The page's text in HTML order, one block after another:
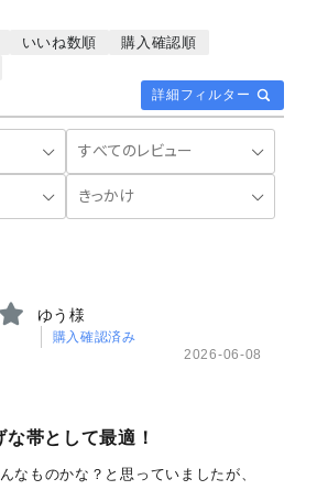
詳細フィルター
いいね数順
購入確認順
ゆう様
購入確認済み
2026-06-08
帯として最適！
なものかな？と思っていましたが、